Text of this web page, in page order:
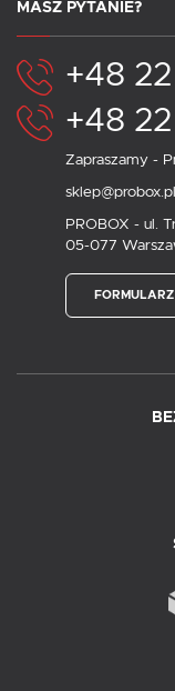
MASZ PYTANIE?
+48
+48
Zapraszamy -
sklep@probox.pl
PROBOX - ul.
05-077